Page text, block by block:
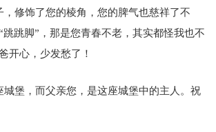
，修饰了您的棱角，您的脾气也慈祥了不
跳跳脚”，那是您青春不老，其实都怪我也不
开心，少发愁了！
城堡，而父亲您，是这座城堡中的主人。祝